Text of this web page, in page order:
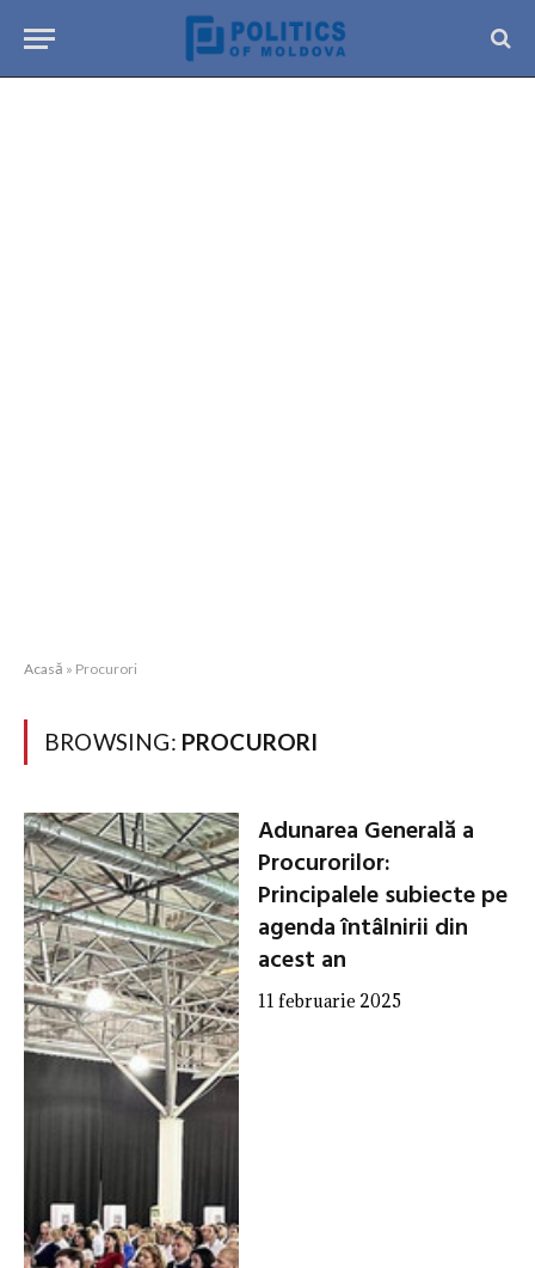
Acasă » Procurori
BROWSING: PROCURORI
Adunarea Generală a
Procurorilor:
Principalele subiecte pe
agenda întâlnirii din
acest an
11 februarie 2025